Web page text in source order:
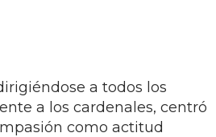
a todos los
a los cardenales, centró
como actitud